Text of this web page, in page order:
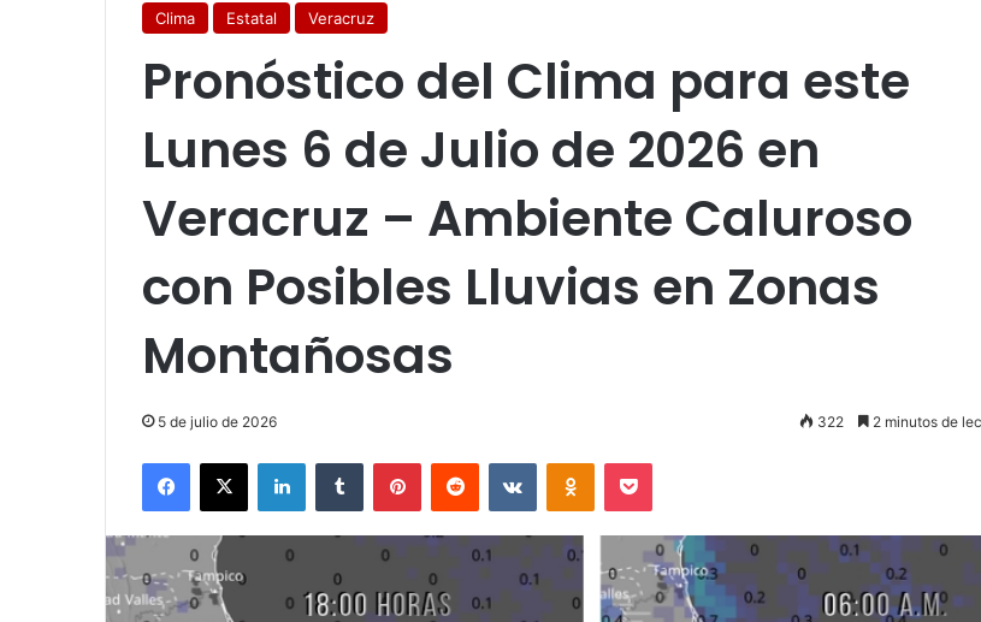
Clima Estatal Veracruz
Pronóstico del Clima para este
Lunes 6 de Julio de 2026 en
Veracruz – Ambiente Caluroso
con Posibles Lluvias en Zonas
Montañosas
5 de julio de 2026 322 2 minutos de
Facebook
X LinkedInTumblr PinterestReddit VKontakteOdnoklassniki
Pocket